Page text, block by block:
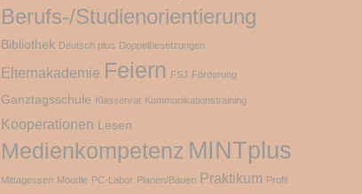
Berufs-/Studienorientierung
Bibliothek Deutsch plus Doppelbesetzungen
Elternakademie Feiern FSJ Förderung
Ganztagsschule Klassenrat Kommunikationstraining
Kooperationen Lesen
Medienkompetenz MINTplus
Mittagessen Moodle PC-Labor Planen/Bauen Praktikum Profil